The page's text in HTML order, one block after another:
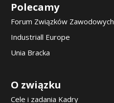
Polecamy
Forum Związków Zawodowych
Industriall Europe
Unia Bracka
O związku
Cele i zadania Kadry